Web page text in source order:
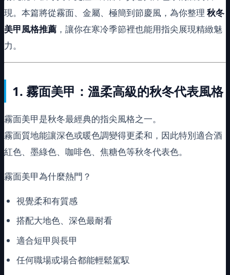
現。本篇將從霧面、金屬、極簡到節慶風，為你整理 秋冬
美甲風格推薦 ，讓你在寒冷季節裡也能用指尖展現精緻魅
力。
1. 霧面美甲：溫柔高級的秋冬代表風格
霧面美甲是秋冬最經典的指尖風格之一。
霧面質地能讓深色或暖色調變得更柔和，因此特別適合酒
紅色、墨綠色、咖啡色、焦糖色等秋冬代表色。
霧面美甲為什麼熱門？
視覺柔和有質感
搭配大地色、深色最耐看
適合短甲與長甲
任何職場或場合都能輕鬆駕馭